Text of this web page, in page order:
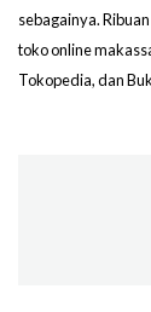
sebagainya.
toko online
Tokopedia, dan